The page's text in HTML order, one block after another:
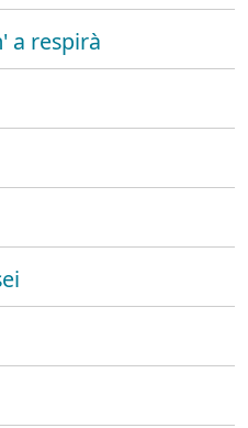
a respirà